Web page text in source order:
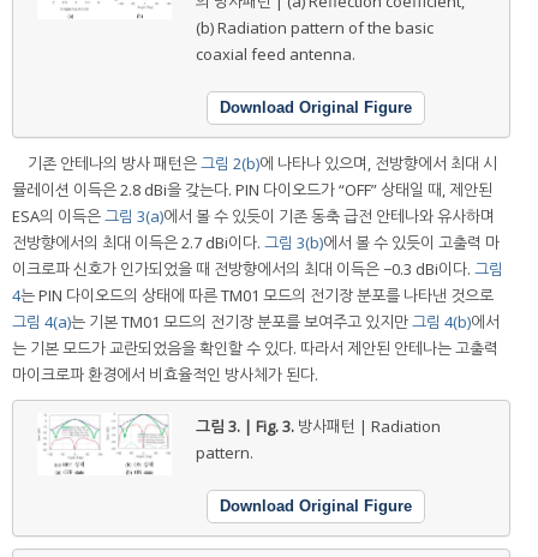
(b) Radiation pattern of the basic
coaxial feed antenna.
Download Original Figure
기존 안테나의 방사 패턴은그림 2(b)에 나타나 있으며, 전방향에서 최대 시
뮬레이션 이득은 2.8 dBi을 갖는다. PIN 다이오드가 “OFF” 상태일 때, 제안된
ESA의 이득은그림 3(a)에서 볼 수 있듯이 기존 동축 급전 안테나와 유사하며
전방향에서의 최대 이득은 2.7 dBi이다. 그림 3(b)에서 볼 수 있듯이 고출력 마
이크로파 신호가 인가되었을 때 전방향에서의 최대 이득은 −0.3 dBi이다. 그림
4는 PIN 다이오드의 상태에 따른 TM01 모드의 전기장 분포를 나타낸 것으로
그림 4(a)는 기본 TM01 모드의 전기장 분포를 보여주고 있지만그림 4(b)에서
는 기본 모드가 교란되었음을 확인할 수 있다. 따라서 제안된 안테나는 고출력
마이크로파 환경에서 비효율적인 방사체가 된다.
그림 3. | Fig. 3. 방사패턴 | Radiation
pattern.
Download Original Figure